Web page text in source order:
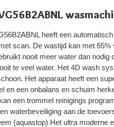
heeft een
scan. De wastijd kan met
nooit meer water dan nodig
te veel water. Het 4D wash
Het apparaat heeft een
en een onbalans en schuim
een trommel reinigings
waterbeveiliging aan de
(aquastop) Het ultra moderne